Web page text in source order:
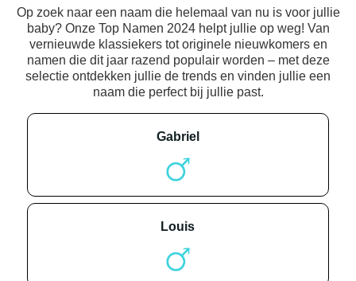
Op zoek naar een naam die helemaal van nu is voor jullie
baby? Onze Top Namen 2024 helpt jullie op weg! Van
vernieuwde klassiekers tot originele nieuwkomers en
namen die dit jaar razend populair worden – met deze
selectie ontdekken jullie de trends en vinden jullie een
naam die perfect bij jullie past.
gabriel
louis